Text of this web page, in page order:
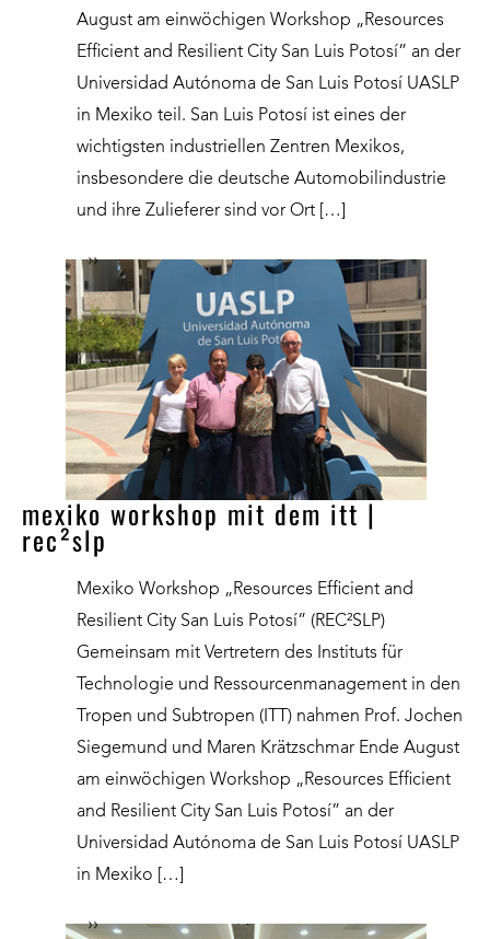
August am einwöchigen Workshop „Resources
Efficient and Resilient City San Luis Potosí” an der
Universidad Autónoma de San Luis Potosí UASLP
in Mexiko teil. San Luis Potosí ist eines der
wichtigsten industriellen Zentren Mexikos,
insbesondere die deutsche Automobilindustrie
und ihre Zulieferer sind vor Ort […]
››
mexiko workshop mit dem itt |
rec²slp
Mexiko Workshop „Resources Efficient and
Resilient City San Luis Potosí” (REC²SLP)
Gemeinsam mit Vertretern des Instituts für
Technologie und Ressourcenmanagement in den
Tropen und Subtropen (ITT) nahmen Prof. Jochen
Siegemund und Maren Krätzschmar Ende August
am einwöchigen Workshop „Resources Efficient
and Resilient City San Luis Potosí” an der
Universidad Autónoma de San Luis Potosí UASLP
in Mexiko […]
››